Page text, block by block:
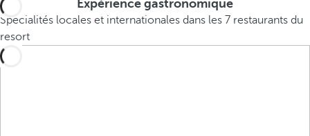
Expérience gastronomique
Spécialités locales et internationales dans les 7 restaurants du
resort